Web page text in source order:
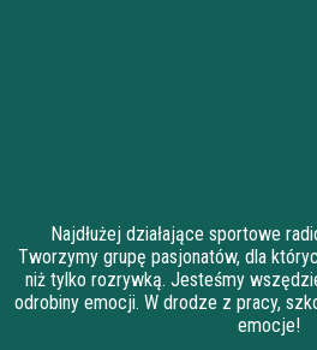
Najdłużej działające sportowe
Tworzymy grupę pasjonatów, dla
niż tylko rozrywką. Jesteśmy
odrobiny emocji. W drodze z pracy,
emocje!